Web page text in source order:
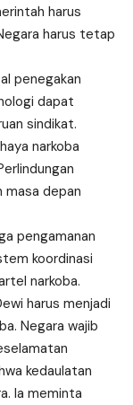
harus
harus tetap
penegakan
dapat
sindikat.
narkoba
masa depan
pengamanan
koordinasi
narkoba.
harus menjadi
Negara wajib
kedaulatan
Ia meminta